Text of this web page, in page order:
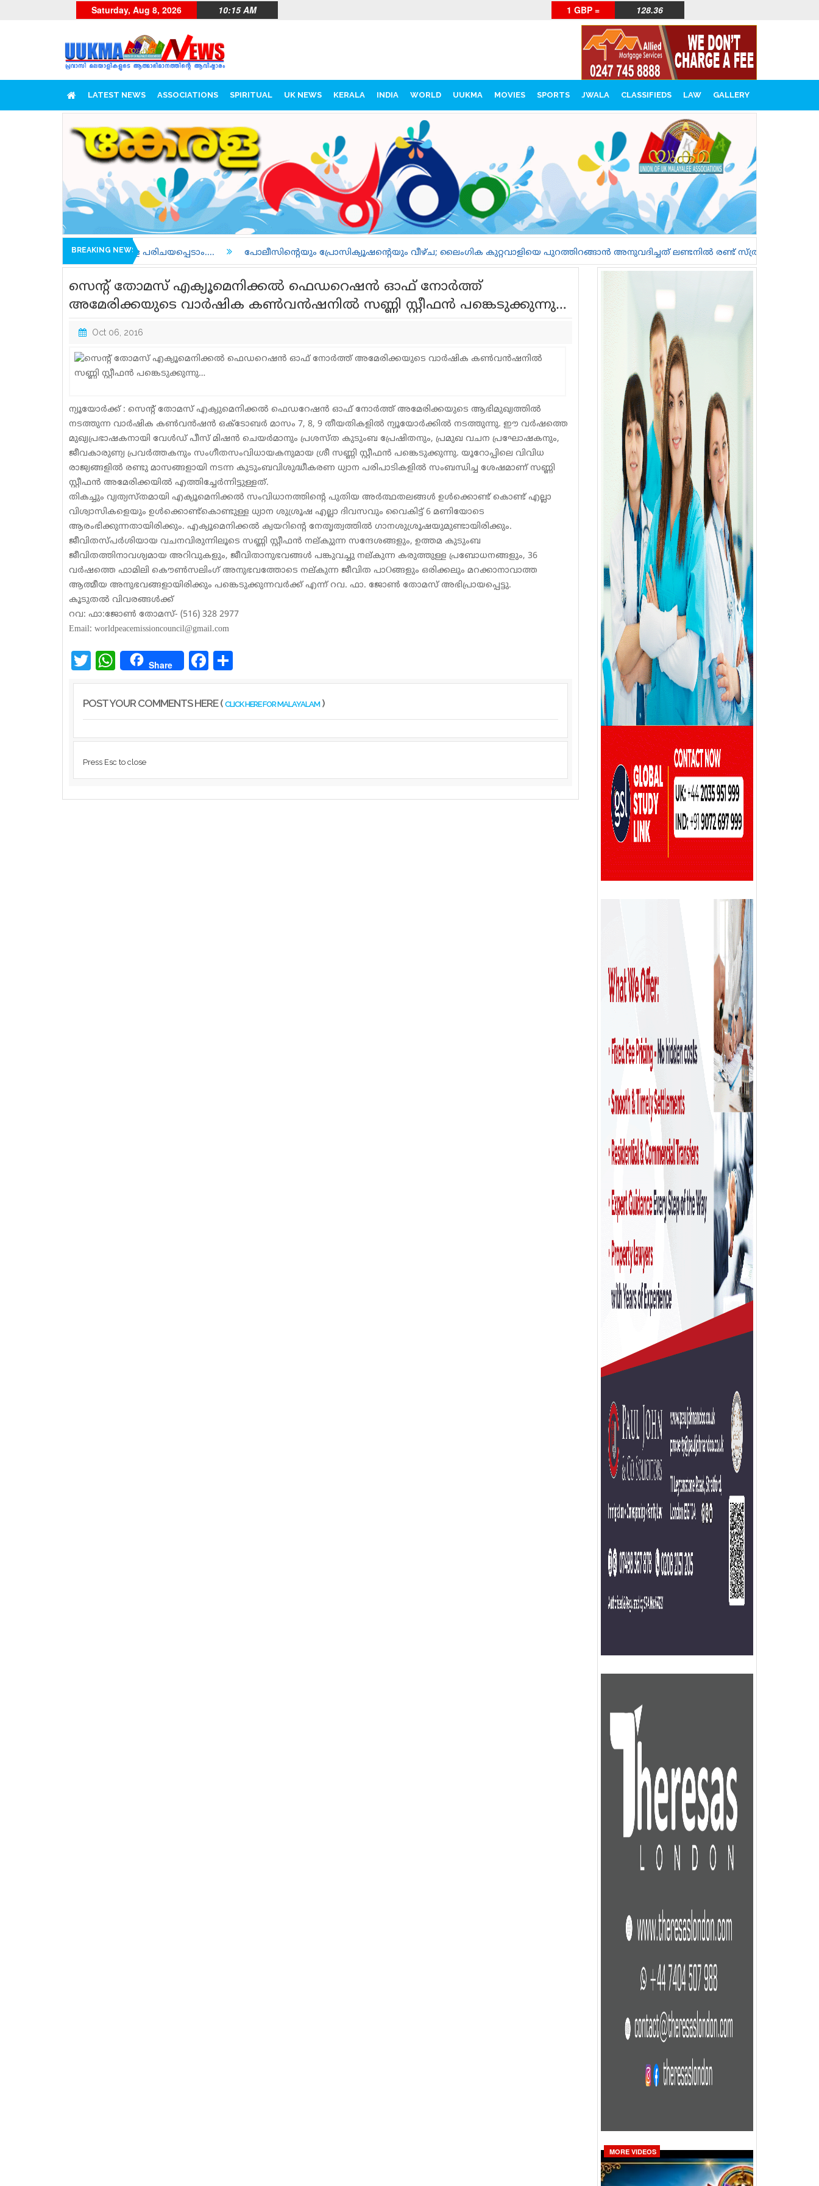
Saturday, Aug 8, 2026 10:15 AM 1 GBP = 128.36
LATEST NEWS ASSOCIATIONS SPIRITUAL UK NEWS KERALA INDIA WORLD UUKMA MOVIES SPORTS JWALA CLASSIFIEDS LAW GALLERY
BREAKING NEWS
ടീമുകളെ പരിചയപ്പെടാം.... പോലീസിന്റെയും പ്രോസിക്യൂഷന്റെയും വീഴ്ച; ലൈംഗിക കുറ്റവാളിയെ പുറത്തിറങ്ങാൻ അനുവദിച്ചത് ലണ്ടനിൽ രണ്ട് സ്ത്രീകളെ
സെന്റ് തോമസ് എക്യൂമെനിക്കല്‍ ഫെഡറെഷന്‍ ഓഫ് നോര്‍ത്ത്
അമേരിക്കയുടെ വാര്‍ഷിക കണ്‍വന്‍ഷനില്‍ സണ്ണി സ്റ്റീഫന്‍ പങ്കെടുക്കുന്നു…
Oct 06, 2016
ന്യൂയോര്‍ക്ക് : സെന്റ് തോമസ് എക്യുമെനിക്കല്‍ ഫെഡറേഷന്‍ ഓഫ് നോര്‍ത്ത് അമേരിക്കയുടെ ആഭിമുഖ്യത്തില്‍
നടത്തുന്ന വാര്‍ഷിക കണ്‍വന്‍ഷന്‍ ഒക്ടോബര്‍ മാസം 7, 8, 9 തീയതികളില്‍ ന്യൂയോര്‍ക്കില്‍ നടത്തുന്നു. ഈ വര്‍ഷത്തെ
മുഖ്യപ്രഭാഷകനായി വേള്‍ഡ് പീസ് മിഷന്‍ ചെയര്‍മാനും പ്രശസ്ത കുടുംബ പ്രേഷിതനും, പ്രമുഖ വചന പ്രഘോഷകനും,
ജീവകാരുണ്യ പ്രവര്‍ത്തകനും സംഗീതസംവിധായകനുമായ ശ്രീ സണ്ണി സ്റ്റീഫന്‍ പങ്കെടുക്കുന്നു. യൂറോപ്പിലെ വിവിധ
രാജ്യങ്ങളില്‍ രണ്ടു മാസങ്ങളായി നടന്ന കുടുംബവിശുദ്ധീകരണ ധ്യാന പരിപാടികളില്‍ സംബന്ധിച്ച ശേഷമാണ് സണ്ണി
സ്റ്റീഫന്‍ അമേരിക്കയില്‍ എത്തിച്ചേര്‍ന്നിട്ടുള്ളത്.
തികച്ചും വ്യത്യസ്തമായി എക്യൂമെനിക്കല്‍ സംവിധാനത്തിന്റെ പുതിയ അര്‍ത്ഥതലങ്ങള്‍ ഉള്‍ക്കൊണ്ട് കൊണ്ട് എല്ലാ
വിശ്വാസികളെയും ഉള്‍ക്കൊണ്ട്‌കൊണ്ടുള്ള ധ്യാന ശുശ്രൂഷ എല്ലാ ദിവസവും വൈകിട്ട് 6 മണിയോടെ
ആരംഭിക്കുന്നതായിരിക്കും. എക്യൂമെനിക്കല്‍ ക്വയറിന്റെ നേതൃത്വത്തില്‍ ഗാനശുശ്രൂഷയുമുണ്ടായിരിക്കും.
ജീവിതസ്പര്‍ശിയായ വചനവിരുന്നിലൂടെ സണ്ണി സ്റ്റീഫന്‍ നല്കുുന്ന സന്ദേശങ്ങളും, ഉത്തമ കുടുംബ
ജീവിതത്തിനാവശ്യമായ അറിവുകളും, ജീവിതാനുഭവങ്ങള്‍ പങ്കുവച്ചു നല്കുന്ന കരുത്തുള്ള പ്രബോധനങ്ങളും, 36
വര്‍ഷത്തെ ഫാമിലി കൌണ്‍സലിംഗ് അനുഭവത്തോടെ നല്കുന്ന ജീവിത പാOങ്ങളും ഒരിക്കലും മറക്കാനാവാത്ത
ആത്മീയ അനുഭവങ്ങളായിരിക്കും പങ്കെടുക്കുന്നവര്‍ക്ക് എന്ന് റവ. ഫാ. ജോണ്‍ തോമസ് അഭിപ്രായപ്പെട്ടു.
കൂടുതല്‍ വിവരങ്ങള്‍ക്ക്
റവ: ഫാ:ജോണ്‍ തോമസ്- (516) 328 2977
Email: worldpeacemissioncouncil@gmail.com
Twitter WhatsAppShare Facebook
POST YOUR COMMENTS HERE ( CLICK HERE FOR MALAYALAM)
Press Esc to close
MORE VIDEOS